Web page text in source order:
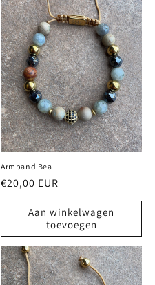
Armband Bea
Normale
prijs
€20,00 EUR
Aan winkelwagen
toevoegen